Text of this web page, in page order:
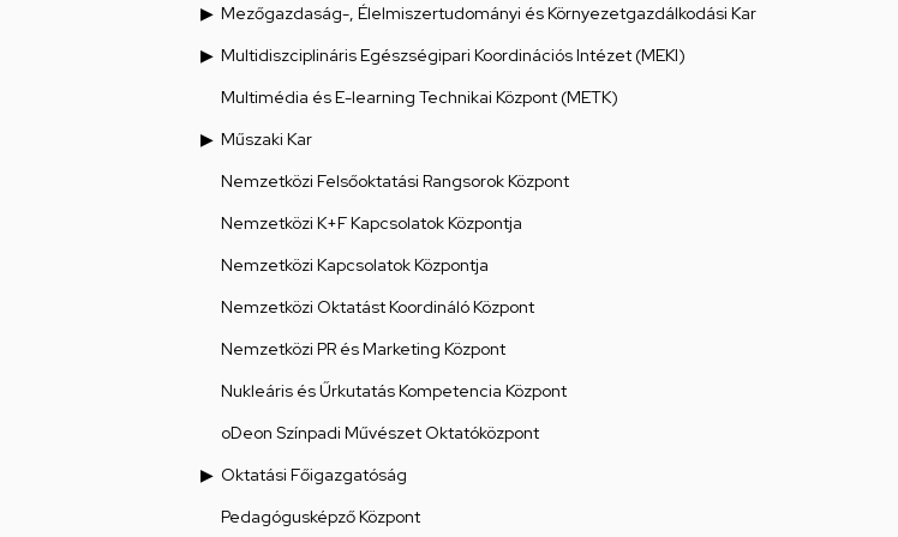
Mezőgazdaság-, Élelmiszertudományi és Környezetgazdálkodási Kar
Multidiszciplináris Egészségipari Koordinációs Intézet (MEKI)
Multimédia és E-learning Technikai Központ (METK)
Műszaki Kar
Nemzetközi Felsőoktatási Rangsorok Központ
Nemzetközi K+F Kapcsolatok Központja
Nemzetközi Kapcsolatok Központja
Nemzetközi Oktatást Koordináló Központ
Nemzetközi PR és Marketing Központ
Nukleáris és Űrkutatás Kompetencia Központ
oDeon Színpadi Művészet Oktatóközpont
Oktatási Főigazgatóság
Pedagógusképző Központ